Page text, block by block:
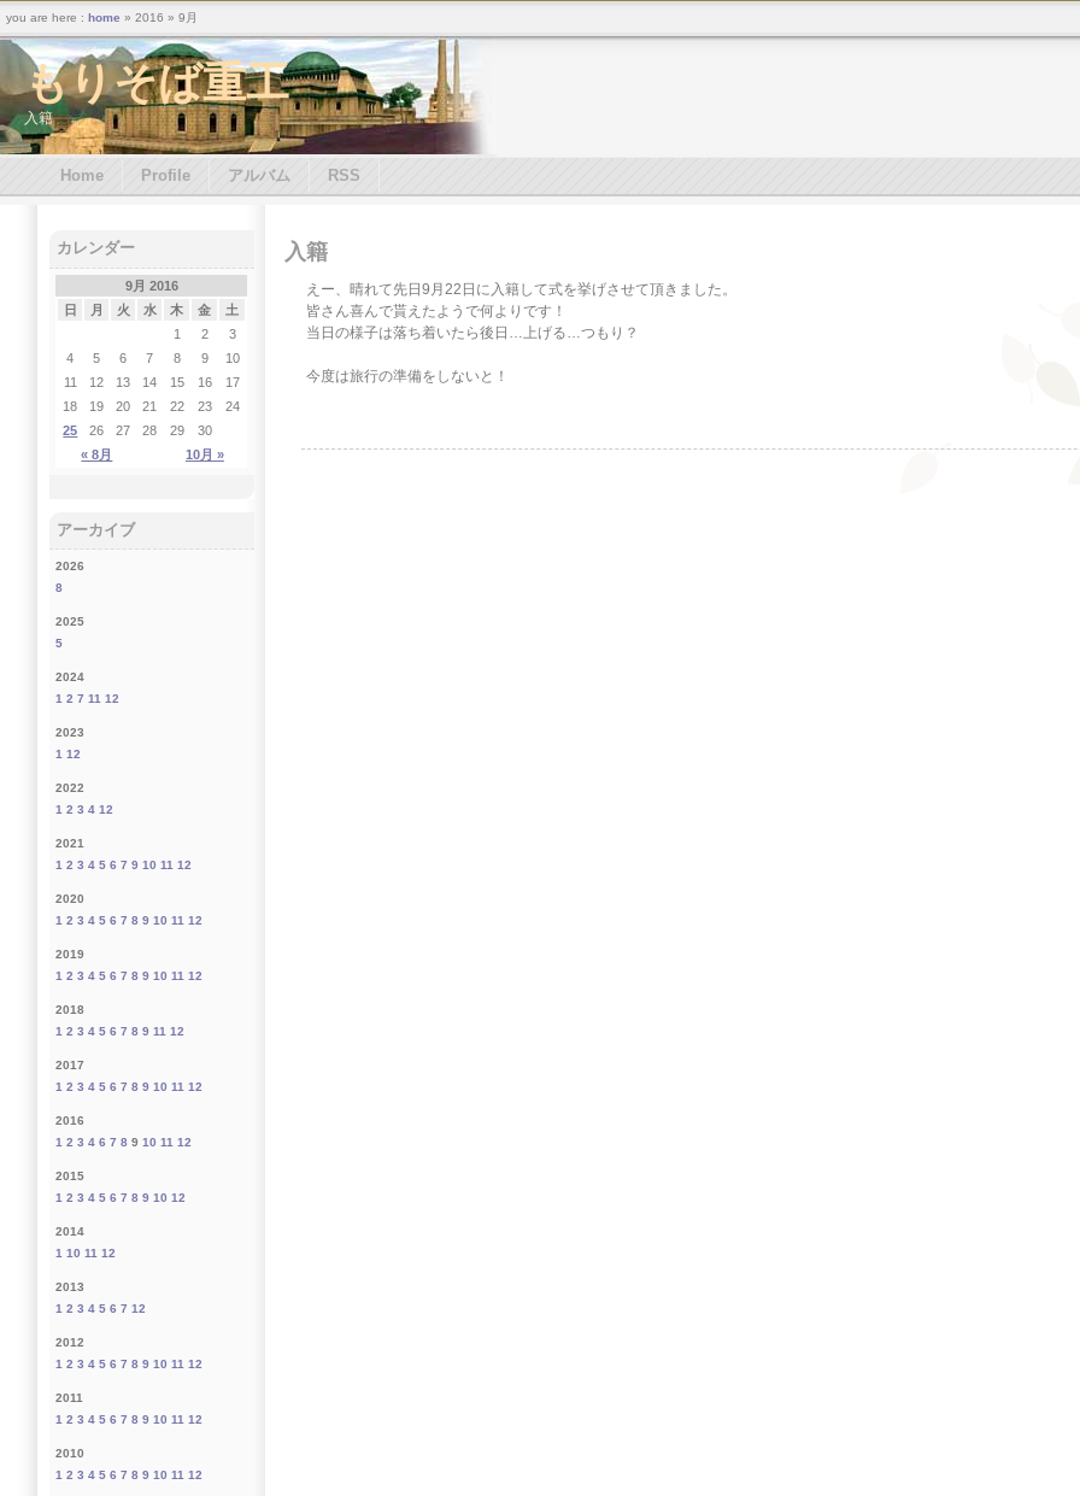
もりそば重工
入籍
入籍
えー、晴れて先日9月22日に入籍して式を挙げさせて頂きました。
皆さん喜んで貰えたようで何よりです！
当日の様子は落ち着いたら後日…上げる…つもり？
今度は旅行の準備をしないと！
カレンダー
9月 2016
日
月 火 水 木 金 土
« 8月 10月 »
1 2
3
4
5 6 7 8 9
10
11
12 13 14 15 16
17
18
19 20 21 22 23
24
25
26 27 28 29 30
アーカイブ
2026
8
2025
5
2024
1 2 7 11 12
2023
1 12
2022
1 2 3 4 12
2021
1 2 3 4 5 6 7 9 10 11 12
2020
1 2 3 4 5 6 7 8 9 10 11 12
2019
1 2 3 4 5 6 7 8 9 10 11 12
2018
1 2 3 4 5 6 7 8 9 11 12
2017
1 2 3 4 5 6 7 8 9 10 11 12
2016
1 2 3 4 6 7 8 9 10 11 12
2015
1 2 3 4 5 6 7 8 9 10 12
2014
1 10 11 12
2013
1 2 3 4 5 6 7 12
2012
1 2 3 4 5 6 7 8 9 10 11 12
2011
1 2 3 4 5 6 7 8 9 10 11 12
2010
1 2 3 4 5 6 7 8 9 10 11 12
Home Profile アルバム RSS
you are here : home » 2016 » 9月